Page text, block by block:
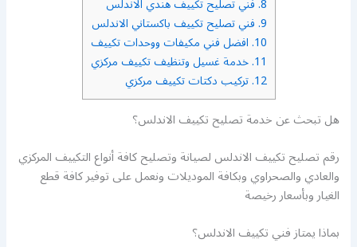
9. فني تصليح تكييف باكستاني الاندلس
10. افضل فني مكيفات ووحدات تكييف
11. خدمة غسيل وتنظيف تكييف مركزي
12. تركيب دكتات تكييف مركزي
هل تبحث عن خدمة تصليح تكييف الاندلس؟
رقم تصليح تكييف الاندلس لصيانة وتصليح كافة أنواع التكييف المركزي
والعادي والصحراوي وبكافة الموديلات ونعمل على توفير كافة قطع
الغيار وبأسعار رخيصة
بماذا يمتاز فني تكييف الاندلس؟